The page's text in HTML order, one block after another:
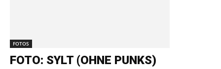
FOTOS
FOTO: SYLT (OHNE PUNKS)